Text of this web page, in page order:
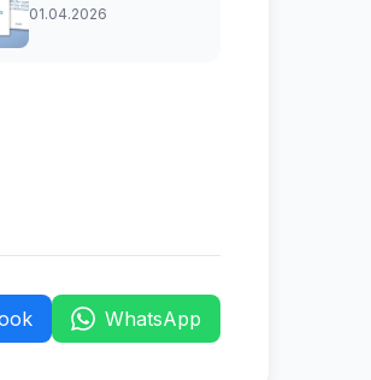
çerçevesini belirledi
01.04.2026
WhatsApp